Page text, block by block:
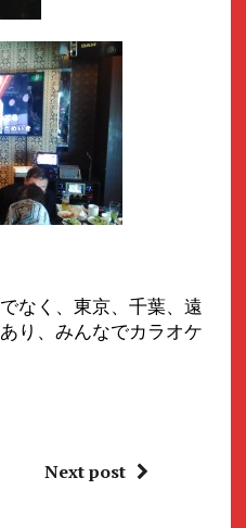
なく、東京、千葉、遠
り、みんなでカラオケ
Next post